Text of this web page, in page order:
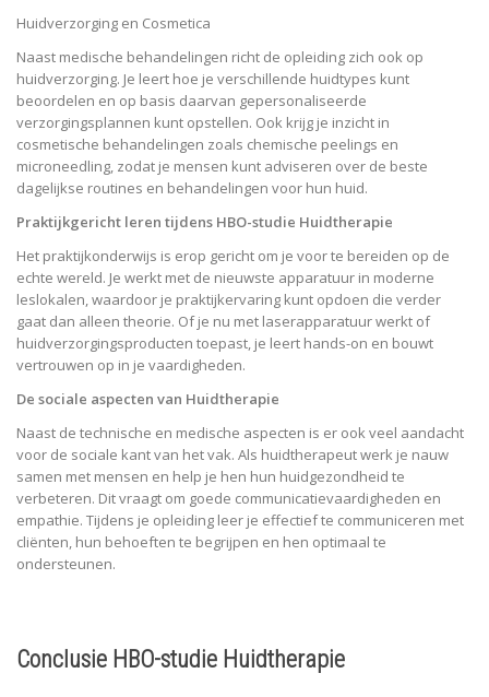
Huidverzorging en Cosmetica
Naast medische behandelingen richt de opleiding zich ook op
huidverzorging. Je leert hoe je verschillende huidtypes kunt
beoordelen en op basis daarvan gepersonaliseerde
verzorgingsplannen kunt opstellen. Ook krijg je inzicht in
cosmetische behandelingen zoals chemische peelings en
microneedling, zodat je mensen kunt adviseren over de beste
dagelijkse routines en behandelingen voor hun huid.
Praktijkgericht leren tijdens HBO-studie Huidtherapie
Het praktijkonderwijs is erop gericht om je voor te bereiden op de
echte wereld. Je werkt met de nieuwste apparatuur in moderne
leslokalen, waardoor je praktijkervaring kunt opdoen die verder
gaat dan alleen theorie. Of je nu met laserapparatuur werkt of
huidverzorgingsproducten toepast, je leert hands-on en bouwt
vertrouwen op in je vaardigheden.
De sociale aspecten van Huidtherapie
Naast de technische en medische aspecten is er ook veel aandacht
voor de sociale kant van het vak. Als huidtherapeut werk je nauw
samen met mensen en help je hen hun huidgezondheid te
verbeteren. Dit vraagt om goede communicatievaardigheden en
empathie. Tijdens je opleiding leer je effectief te communiceren met
cliënten, hun behoeften te begrijpen en hen optimaal te
ondersteunen.
Conclusie HBO-studie Huidtherapie